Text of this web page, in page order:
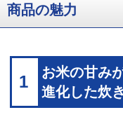
商品の魅力
1
お米の甘み
進化した炊